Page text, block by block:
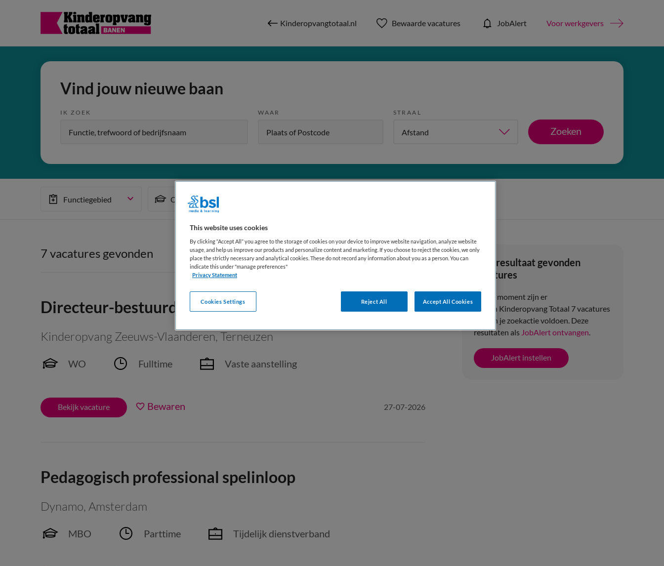
Kinderopvangtotaal.nl Bewaarde vacatures JobAlert Voor werkgevers
Vind jouw nieuwe baan
IK ZOEK WAAR STRAAL
Zoeken
Functiegebied Opleiding
Zoekresultaat gevonden
vacatures
Op dit moment zijn er
binnen Kinderopvang Totaal 7 vacatures
die aan je zoekactie voldoen. Deze
resultaten als JobAlert ontvangen.
JobAlert instellen
7 vacatures gevonden
Directeur-bestuurder
Kinderopvang Zeeuws-Vlaanderen, Terneuzen
WO Fulltime Vaste aanstelling
Bekijk vacature Bewaren 27-07-2026
Pedagogisch professional spelinloop
Dynamo, Amsterdam
MBO Parttime Tijdelijk dienstverband
This website uses cookies
By clicking “Accept All” you agree to the storage of cookies on your device to improve website navigation, analyze website
usage, and help us improve our products and personalize content and marketing. If you choose to reject the cookies, we only
place the strictly necessary and analytical cookies. These do not record any information about you as a person. You can
indicate this under "manage preferences"
Privacy Statement
Reject All Accept All Cookies
Cookies Settings